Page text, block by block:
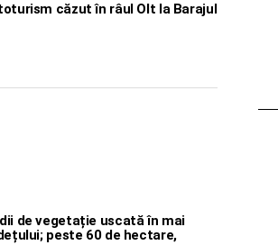
căzut în râul Olt la Barajul
de vegetație uscată în mai
peste 60 de hectare,